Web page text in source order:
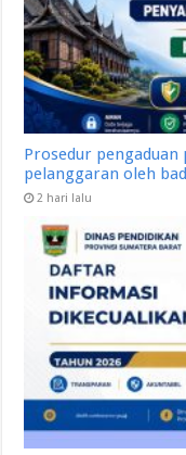
Prosedur pengaduan
pelanggaran oleh
2 hari lalu